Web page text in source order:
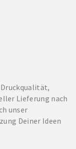
Lieferung nach
unser
Deiner Ideen